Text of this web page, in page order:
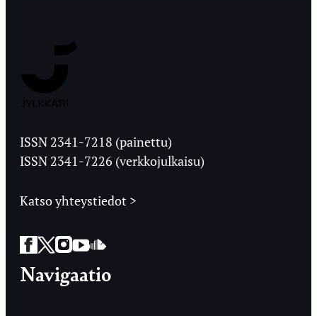
Ylioppilaslehti
ISSN 2341-7218 (painettu)
ISSN 2341-7226 (verkkojulkaisu)
Katso yhteystiedot >
Facebook
Twitter
Instagram
YouTube
SoundCloud
Navigaatio